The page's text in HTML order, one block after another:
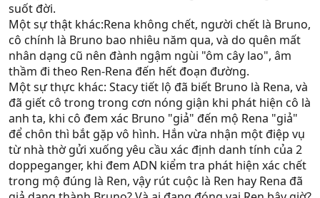
Sau khi vừa dứt câu. Một cơn gió mạnh nổi lên. Cuốn đi
những hạt nước mưa từ trời xuống, cuốn đi những cành
hoa Bướm Bạc trắng tinh theo. Cả nghĩa trang tung bay
trong những đóa hoa trắng. Cả Ren cũng như muốn bay
theo nó, thân gã tan rã ra, như hàng ngàn con bướm rời
khỏi một cành cây, từ trong đó, xuất hiện ra một người
con gái, mái tóc nâu dài của cô tung bay trong cơn gió,
vướng theo những đóa hoa trắng bị thổi bay cùng với nó
.
Một quang cảnh đẹp đẽ đến mê hồn, nó rất phù hợp để
làm nên sự trở về của Rena Macquarrie.
suốt đời.
Một sự thật khác:Rena không chết, người chết là Bruno,
cô chính là Bruno bao nhiêu năm qua, và do quên mất
nhân dạng cũ nên đành ngậm ngùi "ôm cây lao", âm
thầm đi theo Ren-Rena đến hết đoạn đường.
Một sự thực khác: Stacy tiết lộ đã biết Bruno là Rena, và
đã giết cô trong trong cơn nóng giận khi phát hiện cô là
anh ta, khi cô đem xác Bruno "giả" đến mộ Rena "giả"
để chôn thì bắt gặp vô hình. Hắn vừa nhận một điệp vụ
từ nhà thờ gửi xuống yêu cầu xác định danh tính của 2
doppeganger, khi đem ADN kiểm tra phát hiện xác chết
trong mộ đúng là Ren, vậy rút cuộc là Ren hay Rena đã